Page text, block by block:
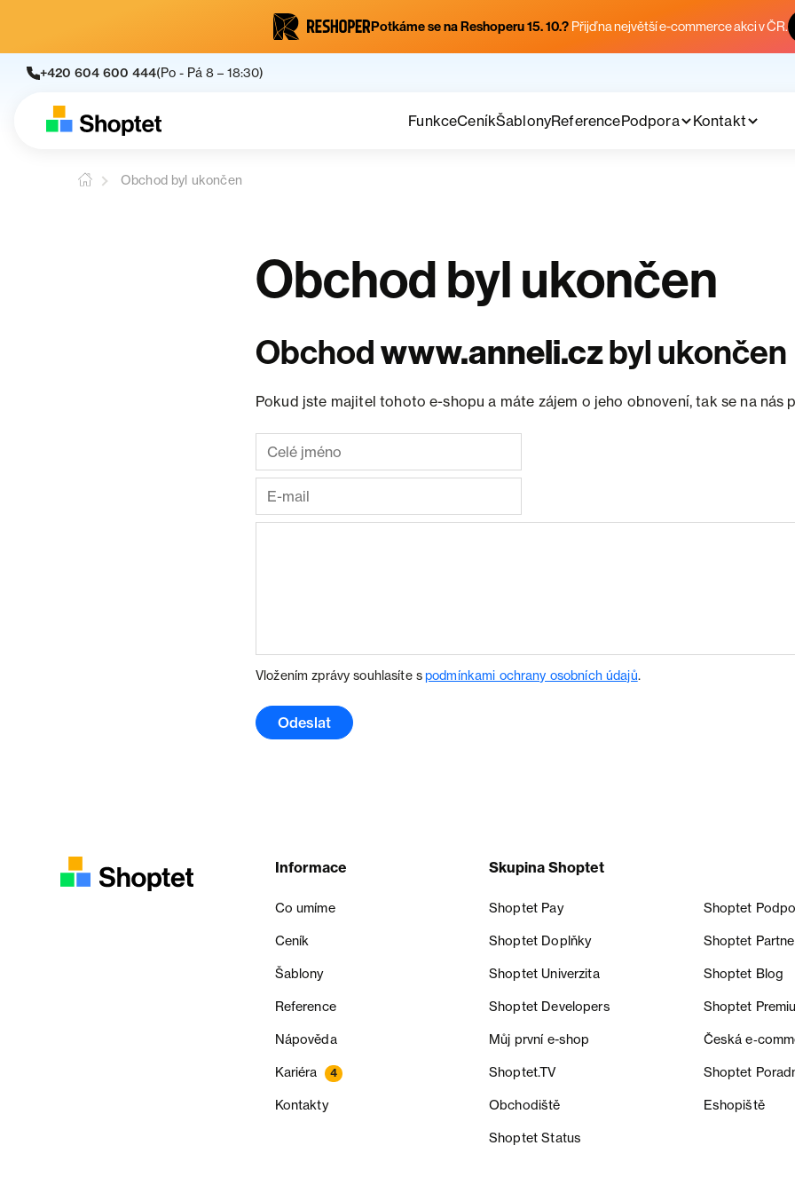
Potkáme se na Reshoperu 15. 10.? Přijď na největší e-commerce akci v ČR.
+420 604 600 444(Po - Pá 8 – 18:30)
FunkceCeníkŠablonyReferencePodpora Kontakt
Obchod byl ukončen
Obchod byl ukončen
Obchodwww.anneli.czbyl ukončen
Pokud jste majitel tohoto e-shopu a máte zájem o jeho obnovení, tak se na nás
Vložením zprávy souhlasíte spodmínkami ochrany osobních údajů.
Odeslat
Informace
Co umíme
Ceník
Šablony
Reference
Nápověda
Kariéra 4
Kontakty
Skupina Shoptet
Shoptet Pay Shoptet
Shoptet Doplňky Shoptet
Shoptet Univerzita Shoptet Blog
Shoptet Developers Shoptet
Můj první e-shop Česká
Shoptet.TV Shoptet
Obchodiště Eshopiště
Shoptet Status